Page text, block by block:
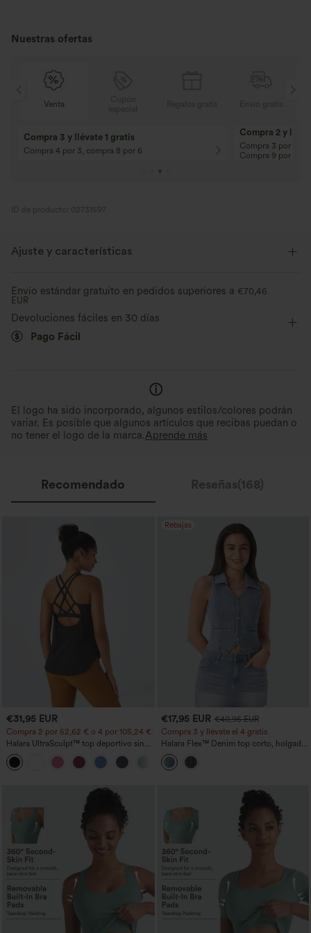
Nuestras ofertas
Venta
Compra 3 y llévate 1 gratis
Compra 4 por 3, compra 8 por 6
Compra 2 y
Compra 3 por 2,
Compra 9 por 6
ID de producto: 02731597
Ajuste y características
Corte entallado Espalda cruzada Cuello redondo
Cruzado Fácil de poner
Sin mangas
Envío estándar gratuito en pedidos superiores a €70,46
EUR
Devoluciones fáciles en 30 días
Pago Fácil
El logo ha sido incorporado, algunos estilos/colores podrán
variar. Es posible que algunos artículos que recibas puedan o
no tener el logo de la marca.Aprende más
Recomendado Reseñas(168)
€31,95 EUR
Compra 2 por 52,62 € o 4 por 105,24 €.
Halara UltraSculpt™ top deportivo sin
mangas con escote redondo y bajo
curvo
Rebajas
€17,95 EUR €40,95 EUR
Compra 3 y llévate el 4 gratis
Halara Flex™ Denim top corto, holgado
y acolchado